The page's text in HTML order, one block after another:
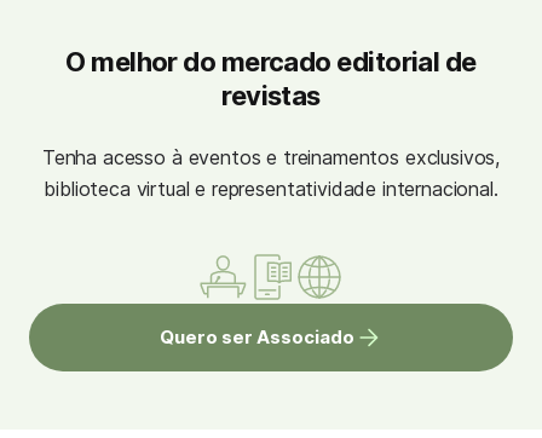
O melhor do mercado editorial de
revistas
Tenha acesso à eventos e treinamentos exclusivos,
biblioteca virtual e representatividade internacional.
Quero ser Associado